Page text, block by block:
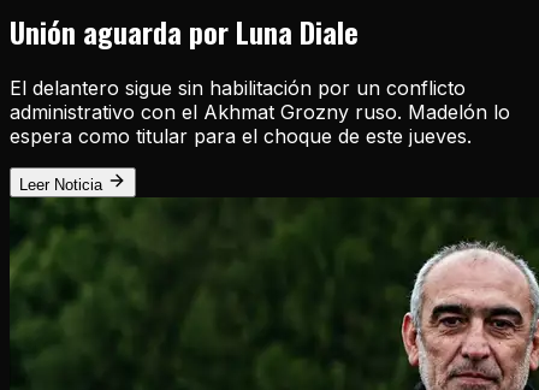
Unión aguarda por Luna Diale
El delantero sigue sin habilitación por un conflicto
administrativo con el Akhmat Grozny ruso. Madelón lo
espera como titular para el choque de este jueves.
Leer Noticia